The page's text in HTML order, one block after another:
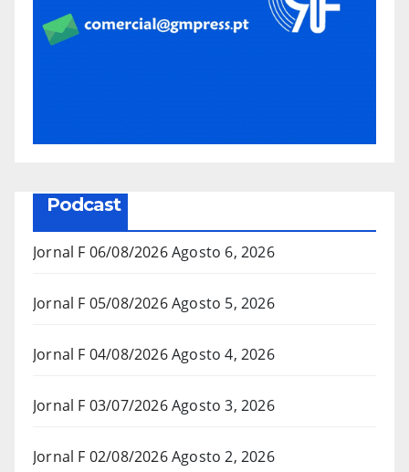
Podcast
Jornal F 06/08/2026Agosto 6, 2026
Jornal F 05/08/2026Agosto 5, 2026
Jornal F 04/08/2026Agosto 4, 2026
Jornal F 03/07/2026Agosto 3, 2026
Jornal F 02/08/2026Agosto 2, 2026